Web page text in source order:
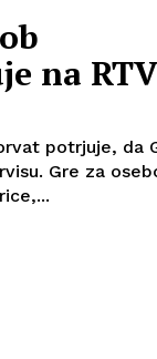
na
potrjuje, da
Gre za